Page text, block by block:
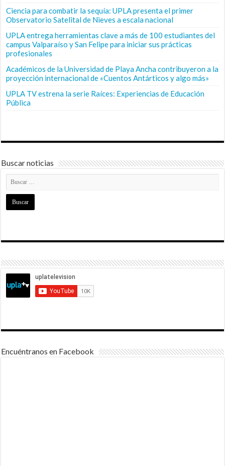
Ciencia para combatir la sequía: UPLA presenta el primer
Observatorio Satelital de Nieves a escala nacional
UPLA entrega herramientas clave a más de 100 estudiantes del
campus Valparaíso y San Felipe para iniciar sus prácticas
profesionales
Académicos de la Universidad de Playa Ancha contribuyeron a la
proyección internacional de «Cuentos Antárticos y algo más»
UPLA TV estrena la serie Raíces: Experiencias de Educación
Pública
Buscar noticias
Encuéntranos en Facebook